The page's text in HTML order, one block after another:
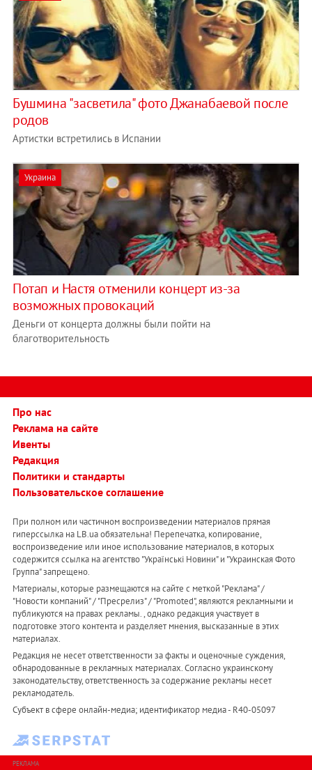
Бушмина "засветила" фото Джанабаевой после
родов
Артистки встретились в Испании
Украина
Потап и Настя отменили концерт из-за
возможных провокаций
Деньги от концерта должны были пойти на
благотворительность
Про нас
Реклама на сайте
Ивенты
Редакция
Политики и стандарты
Пользовательское соглашение
При полном или частичном воспроизведении материалов прямая
гиперссылка на LB.ua обязательна! Перепечатка, копирование,
воспроизведение или иное использование материалов, в которых
содержится ссылка на агентство "Українськi Новини" и "Украинская Фото
Группа" запрещено.
Материалы, которые размещаются на сайте с меткой "Реклама" /
"Новости компаний" / "Пресрелиз" / "Promoted", являются рекламными и
публикуются на правах рекламы. , однако редакция участвует в
подготовке этого контента и разделяет мнения, высказанные в этих
материалах.
Редакция не несет ответственности за факты и оценочные суждения,
обнародованные в рекламных материалах. Согласно украинскому
законодательству, ответственность за содержание рекламы несет
рекламодатель.
Субъект в сфере онлайн-медиа; идентификатор медиа - R40-05097
РЕКЛАМА